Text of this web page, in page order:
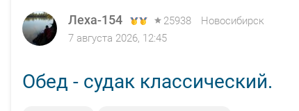
Леха-154 25938
Новосибирск
7 августа 2026, 12:45
Обед - судак классический.
Леха-154 25938
Новосибирск
7 августа 2026, 00:14
Вечерка.